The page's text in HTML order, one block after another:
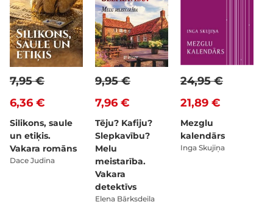
6,36 €
7,95 €
Silikons, saule
un etiķis.
Vakara romāns
Dace Judina
7,96 €
9,95 €
Tēju? Kafiju?
Slepkavību?
Melu
meistarība.
Vakara
detektīvs
Elena Bārksdeila
21,89 €
24,95 €
Mezglu
kalendārs
Inga Skujiņa